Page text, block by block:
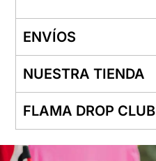
ENVÍOS
NUESTRA TIENDA
FLAMA DROP CLUB